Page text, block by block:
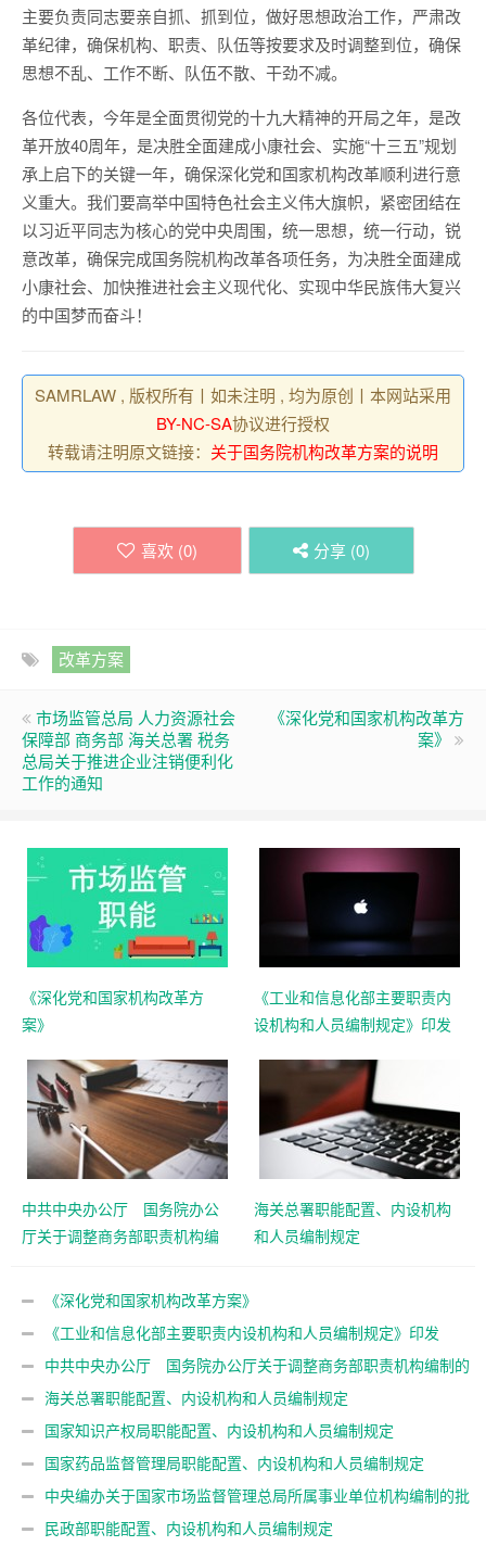
主要负责同志要亲自抓、抓到位，做好思想政治工作，严肃改
革纪律，确保机构、职责、队伍等按要求及时调整到位，确保
思想不乱、工作不断、队伍不散、干劲不减。
各位代表，今年是全面贯彻党的十九大精神的开局之年，是改
革开放40周年，是决胜全面建成小康社会、实施“十三五”规划
承上启下的关键一年，确保深化党和国家机构改革顺利进行意
义重大。我们要高举中国特色社会主义伟大旗帜，紧密团结在
以习近平同志为核心的党中央周围，统一思想，统一行动，锐
意改革，确保完成国务院机构改革各项任务，为决胜全面建成
小康社会、加快推进社会主义现代化、实现中华民族伟大复兴
的中国梦而奋斗！
SAMRLAW , 版权所有丨如未注明 , 均为原创丨本网站采用
BY-NC-SA协议进行授权
转载请注明原文链接： 关于国务院机构改革方案的说明
喜欢 (0) 分享 (0)
改革方案
市场监管总局 人力资源社会
保障部 商务部 海关总署 税务
总局关于推进企业注销便利化
工作的通知
《深化党和国家机构改革方
案》
《深化党和国家机构改革方
案》
《工业和信息化部主要职责内
设机构和人员编制规定》印发
中共中央办公厅 国务院办公
厅关于调整商务部职责机构编
海关总署职能配置、内设机构
和人员编制规定
《深化党和国家机构改革方案》
《工业和信息化部主要职责内设机构和人员编制规定》印发
中共中央办公厅 国务院办公厅关于调整商务部职责机构编制的
通知海关总署职能配置、内设机构和人员编制规定
国家知识产权局职能配置、内设机构和人员编制规定
国家药品监督管理局职能配置、内设机构和人员编制规定
中央编办关于国家市场监督管理总局所属事业单位机构编制的批
复 民政部职能配置、内设机构和人员编制规定